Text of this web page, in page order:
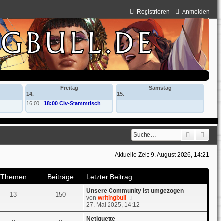
Anmelden
Registrieren
Freitag
14.
16:00
18:00 Civ-Stammtisch
Samstag
15.
Suche
Aktuelle Zeit: 9. August 2026, 14:21
Themen Beiträge
Letzter Beitrag
13 150
Unsere Community ist umgezogen
vonwritingbull
e
u
27. Mai 2025, 14:12
Netiquette